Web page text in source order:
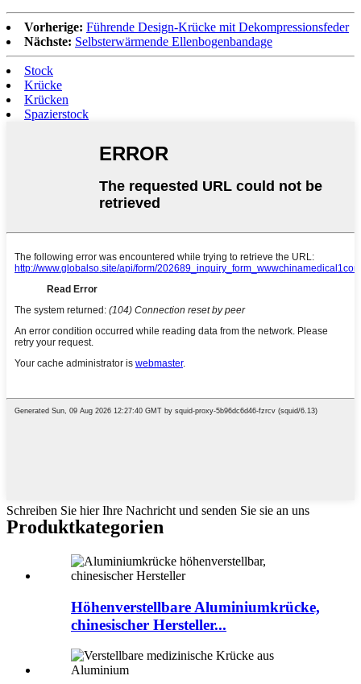
Vorherige: Führende Design-Krücke mit Dekompressionsfeder
Nächste: Selbsterwärmende Ellenbogenbandage
Stock
Krücke
Krücken
Spazierstock
Schreiben Sie hier Ihre Nachricht und senden Sie sie an uns
Produktkategorien
Höhenverstellbare Aluminiumkrücke,
chinesischer Hersteller...